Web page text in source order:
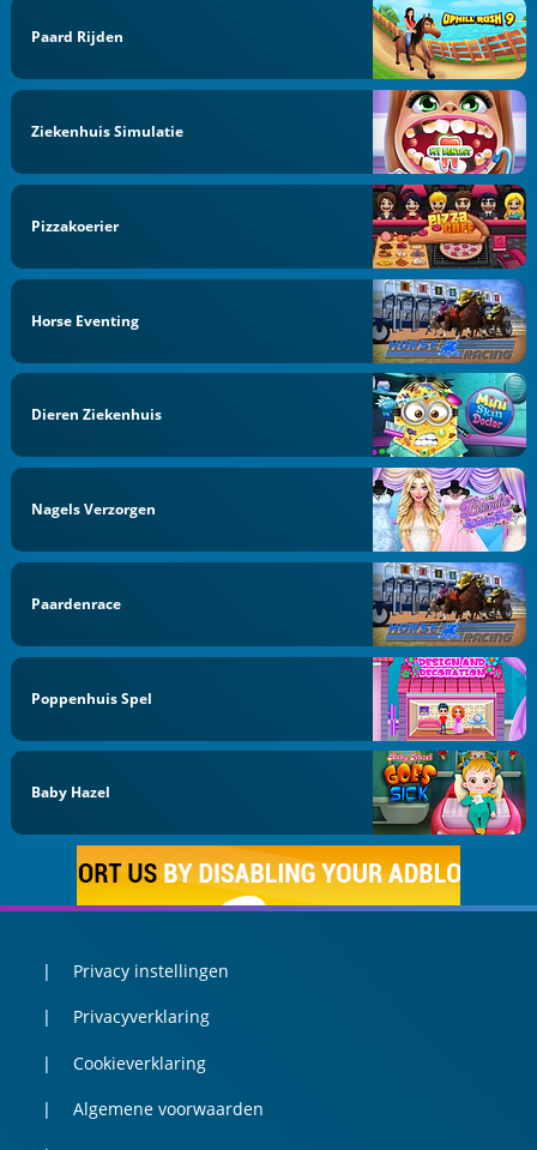
Paard Rijden
Ziekenhuis Simulatie
Pizzakoerier
Horse Eventing
Dieren Ziekenhuis
Nagels Verzorgen
Paardenrace
Poppenhuis Spel
Baby Hazel
Privacy instellingen
Privacyverklaring
Cookieverklaring
Algemene voorwaarden